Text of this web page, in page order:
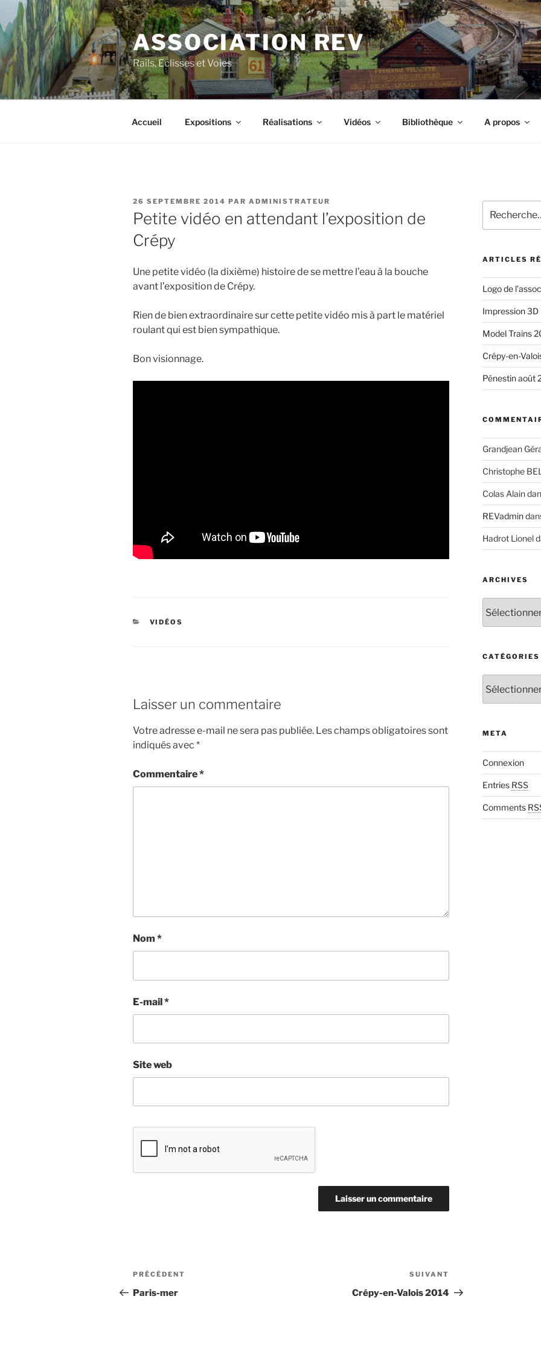
Aller
au
contenu
principal
ASSOCIATION REV
Rails, Eclisses et Voies
Accueil Expositions Réalisations Vidéos Bibliothèque A propos
PUBLIÉ
LE
26 SEPTEMBRE 2014 PAR ADMINISTRATEUR
Petite vidéo en attendant l’exposition de
Crépy
Une petite vidéo (la dixième) histoire de se mettre l’eau à la bouche
avant l’exposition de Crépy.
Rien de bien extraordinaire sur cette petite vidéo mis à part le matériel
roulant qui est bien sympathique.
Bon visionnage.
CATÉGORIES
VIDÉOS
Laisser un commentaire
Votre adresse e-mail ne sera pas publiée. Les champs obligatoires sont
indiqués avec *
Commentaire*
Nom *
E-mail*
Site web
Navigation
de
Article
précédent
PRÉCÉDENT
Paris-mer
suivant
SUIVANT
Crépy-en-Valois 2014
pour
:
ARTICLES
Logo de
Impression 3D
Model Trains
Crépy-en-
Pénestin août
Grandjean
Christophe
Colas Alain
REVadmin
Hadrot Lionel
ARCHIVES
CATÉGORIES
META
Connexion
Entries RSS
Comments